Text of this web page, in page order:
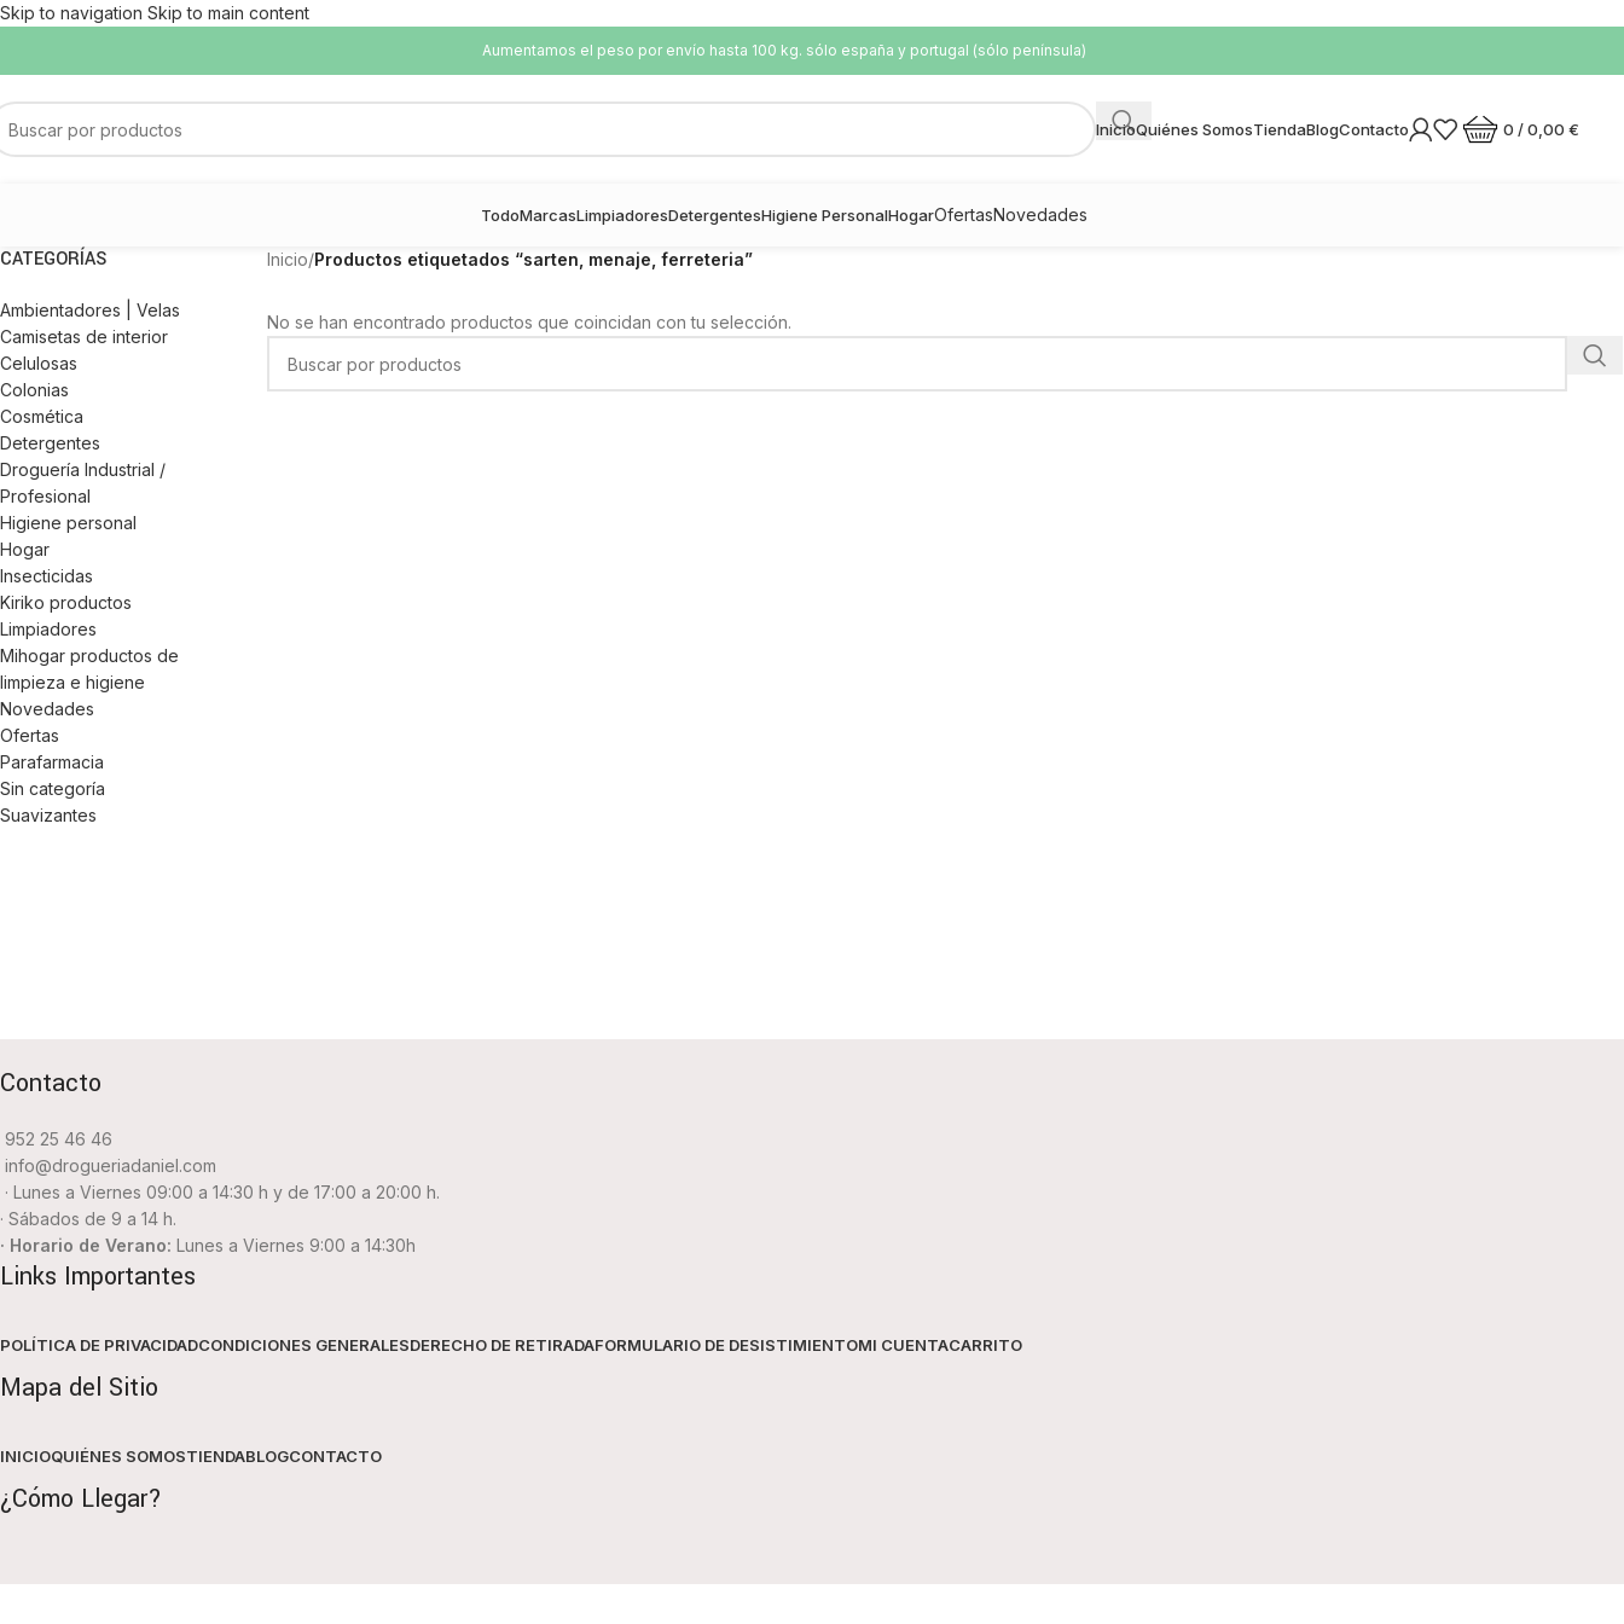
Skip to navigation Skip to main content
Aumentamos el peso por envío hasta 100 kg. sólo españa y portugal (sólo península)
InicioQuiénes SomosTiendaBlogContacto 0 /0,00 €
TodoMarcasLimpiadoresDetergentesHigiene PersonalHogarOfertasNovedades
CATEGORÍAS
Ambientadores | Velas
Camisetas de interior
Celulosas
Colonias
Cosmética
Detergentes
Droguería Industrial /
Profesional
Higiene personal
Hogar
Insecticidas
Kiriko productos
Limpiadores
Mihogar productos de
limpieza e higiene
Novedades
Ofertas
Parafarmacia
Sin categoría
Suavizantes
Inicio/Productos etiquetados “sarten, menaje, ferreteria”
No se han encontrado productos que coincidan con tu selección.
Contacto
952 25 46 46
info@drogueriadaniel.com
· Lunes a Viernes 09:00 a 14:30 h y de 17:00 a 20:00 h.
· Sábados de 9 a 14 h.
· Horario de Verano: Lunes a Viernes 9:00 a 14:30h
Links Importantes
POLÍTICA DE PRIVACIDADCONDICIONES GENERALESDERECHO DE RETIRADAFORMULARIO DE DESISTIMIENTOMI CUENTACARRITO
Mapa del Sitio
INICIOQUIÉNES SOMOSTIENDABLOGCONTACTO
¿Cómo Llegar?